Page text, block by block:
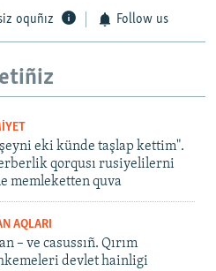
oquñız Follow us
eki künde taşlap kettim".
qorqusı rusiyelilerni
memleketten quva
AQLARI
– ve casussıñ. Qırım
devlet hainligi